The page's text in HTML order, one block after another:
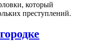
который
преступлений.